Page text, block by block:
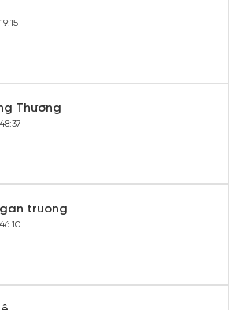
Thương
truong
nhanh - nhận nhiều ưu
đãi!
thể